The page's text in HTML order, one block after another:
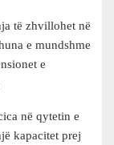
të zhvillohet në
e mundshme
e
në qytetin e
kapacitet prej